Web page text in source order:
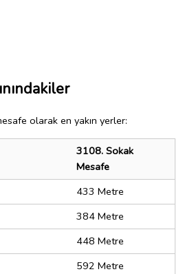
olarak en yakın yerler:
3108. Sokak
Mesafe
433 Metre
384 Metre
448 Metre
592 Metre